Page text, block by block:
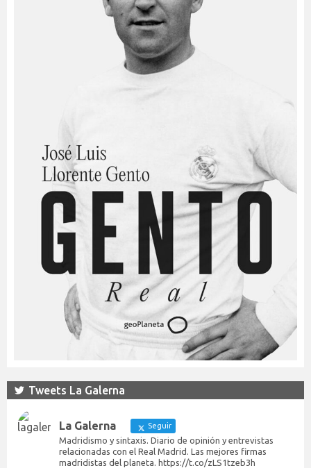
Tweets La Galerna
La Galerna Seguir
Madridismo y sintaxis. Diario de opinión y entrevistas
relacionadas con el Real Madrid. Las mejores firmas
madridistas del planeta. https://t.co/zLS1tzeb3h